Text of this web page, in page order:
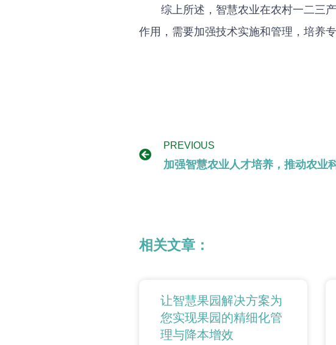
综上所述，智慧农业在农村一二三
作用，需要加强技术实施和管理，培养
PREVIOUS
加强智慧农业人才培养，推动农业
相关文章：
让智慧果园解决方案为
您实现果园的精细化管
理与降本增效